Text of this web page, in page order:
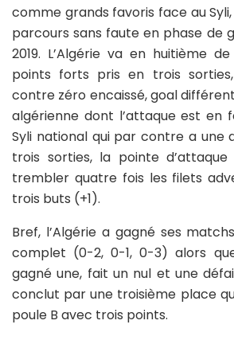
comme grands favoris face au
parcours sans faute en phase de
2019. L’Algérie va en huitième
points forts pris en trois
contre zéro encaissé, goal
algérienne dont l’attaque est en
Syli national qui par contre a une
trois sorties, la pointe
trembler quatre fois les filets
trois buts (+1).
Bref, l’Algérie a gagné ses
complet (0-2, 0-1, 0-3) alors
gagné une, fait un nul et une
conclut par une troisième place
poule B avec trois points.